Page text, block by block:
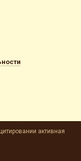
активная